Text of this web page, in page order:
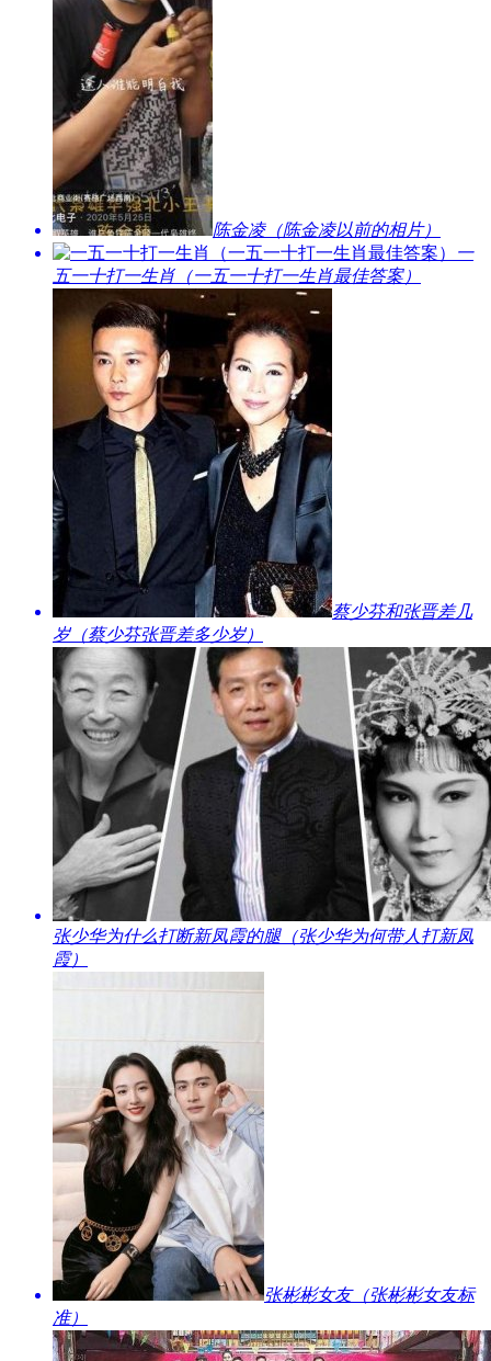
​陈金凌（陈金凌以前的相片）
​一
五一十打一生肖（一五一十打一生肖最佳答案）
​蔡少芬和张晋差几
岁（蔡少芬张晋差多少岁）
​张少华为什么打断新凤霞的腿（张少华为何带人打新凤
霞）
​张彬彬女友（张彬彬女友标
准）